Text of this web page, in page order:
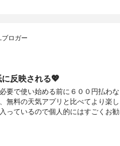
ブロガー
反映される💖
要で使い始める前に６００円払わな
無料の天気アプリと比べてより楽し
っているので個人的にはすごくお勧